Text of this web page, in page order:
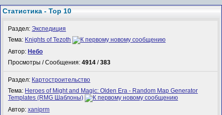
Статистика - Top 10
Раздел:Экспедиция
Тема: Knights of Tezoth
Автор: Небо
Просмотры / Сообщения:4914 /383
Раздел: Картостроительство
Тема: Heroes of Might and Magic: Olden Era - Random Map Generator
Templates (RMG Шаблоны)
Автор:xaniprm